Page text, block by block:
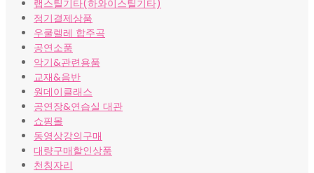
랩스틸기타(하와이스틸기타)
정기결제상품
우쿨렐레 합주곡
공연소품
악기&관련용품
교재&음반
원데이클래스
공연장&연습실 대관
쇼핑몰
동영상강의구매
대량구매할인상품
천칭자리